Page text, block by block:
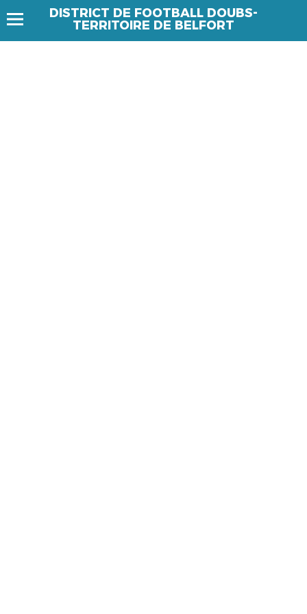
DISTRICT DE FOOTBALL DOUBS-
TERRITOIRE DE BELFORT